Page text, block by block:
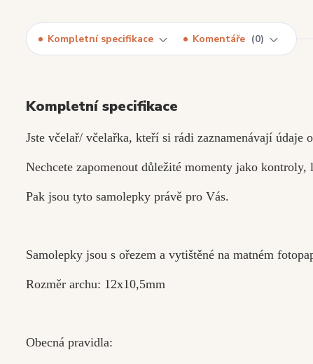
Kompletní specifikace Komentáře 0
Kompletní specifikace
Jste včelař/ včelařka, kteří si rádi zaznamenávají údaje
Nechcete zapomenout důležité momenty jako kontroly,
Pak jsou tyto samolepky právě pro Vás.
Samolepky jsou s ořezem a vytištěné na matném
Rozměr archu: 12x10,5mm
Obecná pravidla: